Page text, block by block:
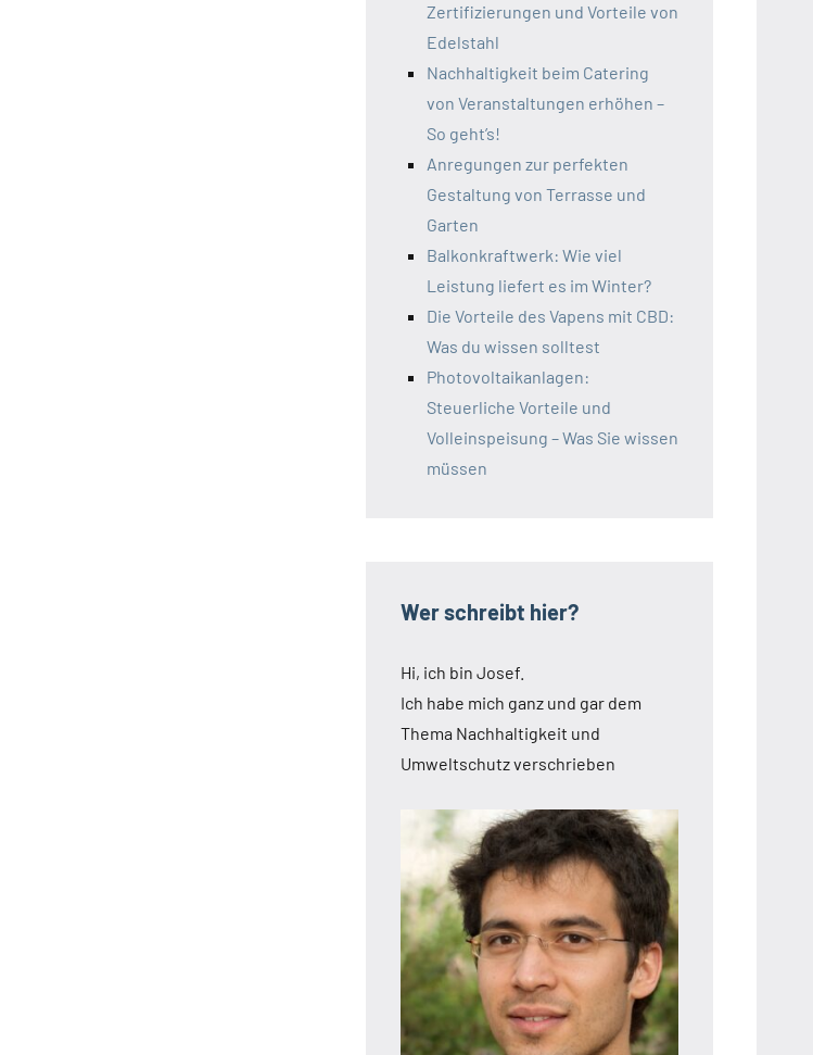
Zertifizierungen und Vorteile von
Edelstahl
Nachhaltigkeit beim Catering
von Veranstaltungen erhöhen –
So geht’s!
Anregungen zur perfekten
Gestaltung von Terrasse und
Garten
Balkonkraftwerk: Wie viel
Leistung liefert es im Winter?
Die Vorteile des Vapens mit CBD:
Was du wissen solltest
Photovoltaikanlagen:
Steuerliche Vorteile und
Volleinspeisung – Was Sie wissen
müssen
Wer schreibt hier?
Hi, ich bin Josef.
Ich habe mich ganz und gar dem
Thema Nachhaltigkeit und
Umweltschutz verschrieben